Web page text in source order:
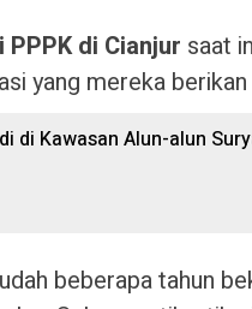
PPPK di Cianjur saat
yang mereka
di Kawasan Alun-alun
beberapa tahun